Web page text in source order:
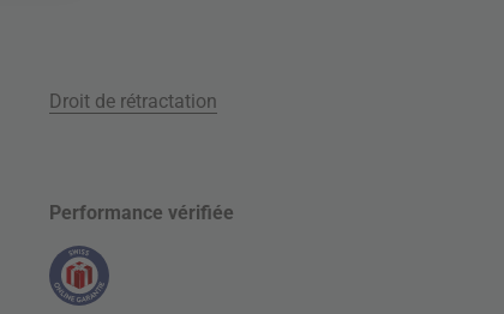
Droit de rétractation
Performance vérifiée